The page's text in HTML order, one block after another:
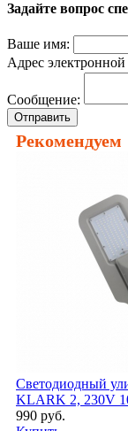
Задайте вопрос
Ваше имя:
Адрес
Сообщение:
Отправить
Рекомендуем
Светодиодный
KLARK 2, 230V
990 руб.